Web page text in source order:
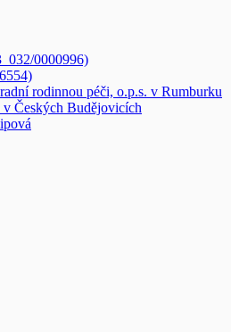
0000996)
rodinnou péči, o.p.s. v Rumburku
Českých Budějovicích